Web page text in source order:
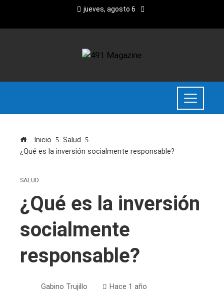
jueves, agosto 6
Inicio
Salud
¿Qué es la inversión socialmente responsable?
SALUD
¿Qué es la inversión
socialmente
responsable?
Gabino Trujillo Hace 1 año